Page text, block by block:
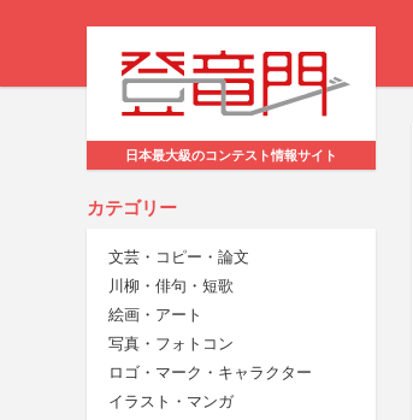
日本最大級のコンテスト情報サイト
カテゴリー
文芸・コピー・論文
川柳・俳句・短歌
絵画・アート
写真・フォトコン
ロゴ・マーク・キャラクター
イラスト・マンガ